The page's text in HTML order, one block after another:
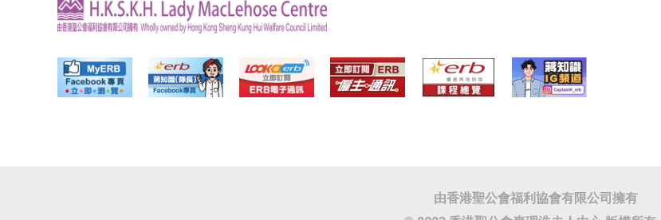
由香港聖公會福利協會有限公司擁有